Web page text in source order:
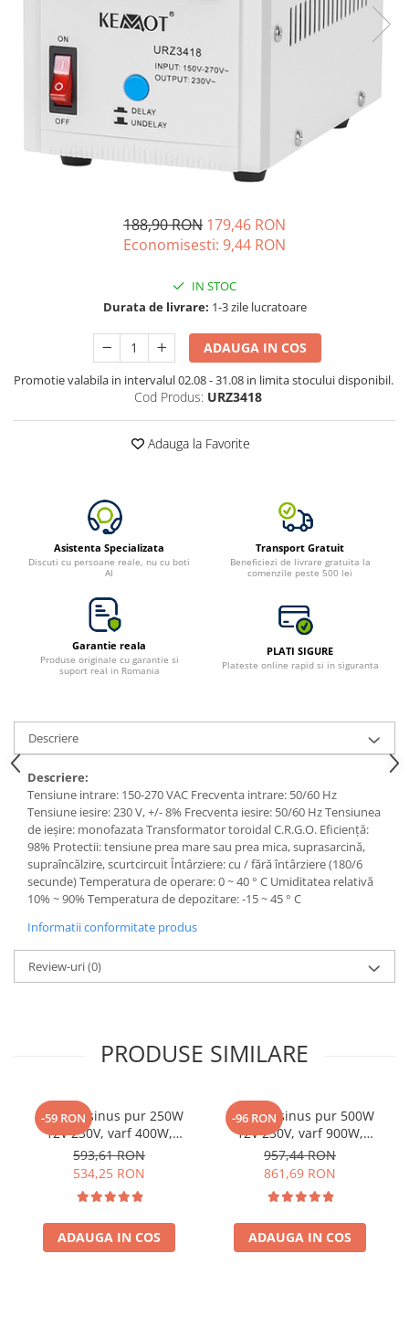
Acumulatori de stocare
Componente sisteme de balcon
188,90 RON 179,46 RON
Economisesti: 9,44 RON
IN STOC
Durata de livrare: 1-3 zile lucratoare
ADAUGA IN COS
Promotie valabila in intervalul 02.08 - 31.08 in limita stocului disponibil.
Cod Produs: URZ3418
Adauga la Favorite
Asistenta Specializata
Discuti cu persoane reale, nu cu boti
AI
Transport Gratuit
Beneficiezi de livrare gratuita la
comenzile peste 500 lei
Garantie reala
Produse originale cu garantie si
suport real in Romania
PLATI SIGURE
Plateste online rapid si in siguranta
Descriere
Descriere:
Tensiune intrare: 150-270 VAC Frecventa intrare: 50/60 Hz
Tensiune iesire: 230 V, +/- 8% Frecventa iesire: 50/60 Hz Tensiunea
de ieșire: monofazata Transformator toroidal C.R.G.O. Eficiență:
98% Protectii: tensiune prea mare sau prea mica, suprasarcină,
supraîncălzire, scurtcircuit Întârziere: cu / fără întârziere (180/6
secunde) Temperatura de operare: 0 ~ 40 ° C Umiditatea relativă
10% ~ 90% Temperatura de depozitare: -15 ~ 45 ° C
Informatii conformitate produs
Review-uri(0)
PRODUSE SIMILARE
-59 RON
Invertor sinus pur 250W
12V 230V, varf 400W,
Victron Phoenix, pentru
auto, panouri solare, rulota,
593,61 RON
534,25 RON
ADAUGA IN COS
-96 RON
Invertor sinus pur 500W
12V 230V, varf 900W,
Victron Phoenix, pentru
auto, panouri solare, rulota,
957,44 RON
861,69 RON
ADAUGA IN COS